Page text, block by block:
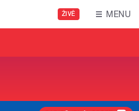
ŽIVĚ MENU